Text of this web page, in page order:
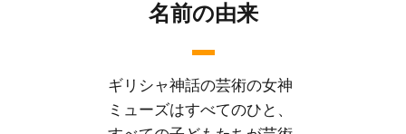
名前の由来
ギリシャ神話の芸術の女神
ミューズはすべてのひと、